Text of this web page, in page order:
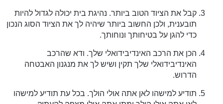
קבל את הציוד הטוב ביותר. נהיגת בית יכולה לגדול להיות
תובענית, ולכן החשוב ביותר שיהיה לך את הציוד הסוג הנכון
כדי להגן על בטיחותך ונוחותך.
הכן את הרכב האינדיבידואלי שלך. ודא שהרכב
האינדיבידואלי שלך תקין ושיש לך את מנגנון האבטחה
הדרוש.
תודיע למישהו לאן אתה אולי הולך. בכל עת תודיע למישהו